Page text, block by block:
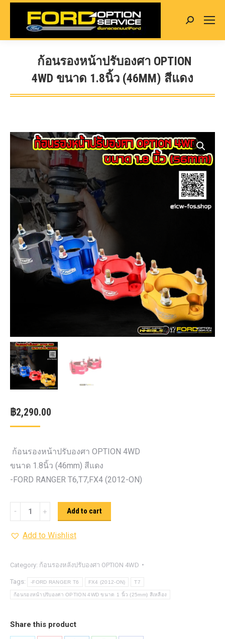
Search:
ก้อนรองหน้าปรับองศา OPTION
4WD ขนาด 1.8นิ้ว (46MM) สีแดง
You are here:
฿2,290.00
ก้อนรองหน้าปรับองศา OPTION 4WD
ขนาด 1.8นิ้ว (46mm) สีแดง
-FORD RANGER T6,T7,FX4 (2012-ON)
รอง
หน้า
องศา
OPTION
4WD ขนาด
(46mm)
สี
Add to cart
Add to Wishlist
Category: ก้อนรองหลังปรับองศา OPTION 4WD
Tags: -FORD RANGER T6 FX4 (2012-ON) T7
ก้อนรองหน้าปรับองศา OPTION 4WD ขนาด 1 นิ้ว (25mm) สีเหลือง
Share this product